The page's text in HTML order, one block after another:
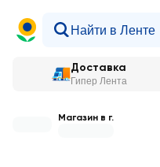
Доставка
Гипер Лента
Магазин в г.